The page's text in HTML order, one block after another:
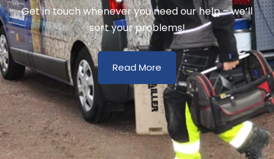
Get in touch whenever you need our help – we’ll
sort your problems!
Read More